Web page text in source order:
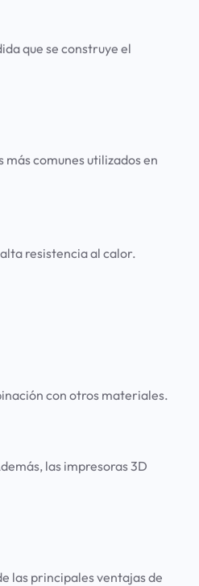
que se construye el
comunes utilizados en
resistencia al calor.
con otros materiales.
las impresoras 3D
las principales ventajas de